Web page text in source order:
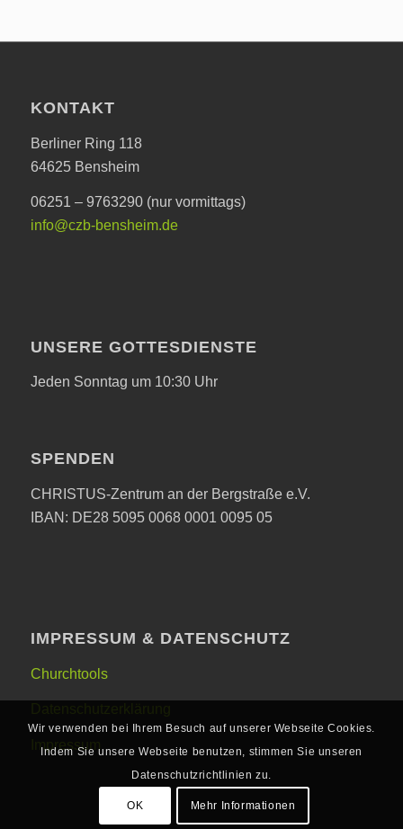
KONTAKT
Berliner Ring 118
64625 Bensheim
06251 – 9763290 (nur vormittags)
info@czb-bensheim.de
UNSERE GOTTESDIENSTE
Jeden Sonntag um 10:30 Uhr
SPENDEN
CHRISTUS-Zentrum an der Bergstraße e.V.
IBAN: DE28 5095 0068 0001 0095 05
IMPRESSUM & DATENSCHUTZ
Churchtools
Impressum
Wir verwenden bei Ihrem Besuch auf unserer Webseite Cookies.
Indem Sie unsere Webseite benutzen, stimmen Sie unseren
Datenschutzrichtlinien zu.
OK Mehr Informationen